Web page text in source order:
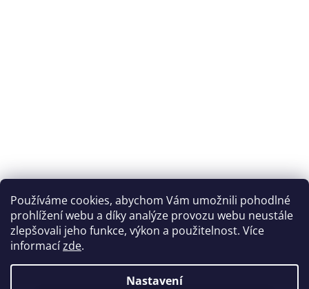
Používáme cookies, abychom Vám umožnili pohodlné
prohlížení webu a díky analýze provozu webu neustále
zlepšovali jeho funkce, výkon a použitelnost. Více
informacízde.
Nastavení
Katka Hromasová Foto
Vytvořil Shoptet